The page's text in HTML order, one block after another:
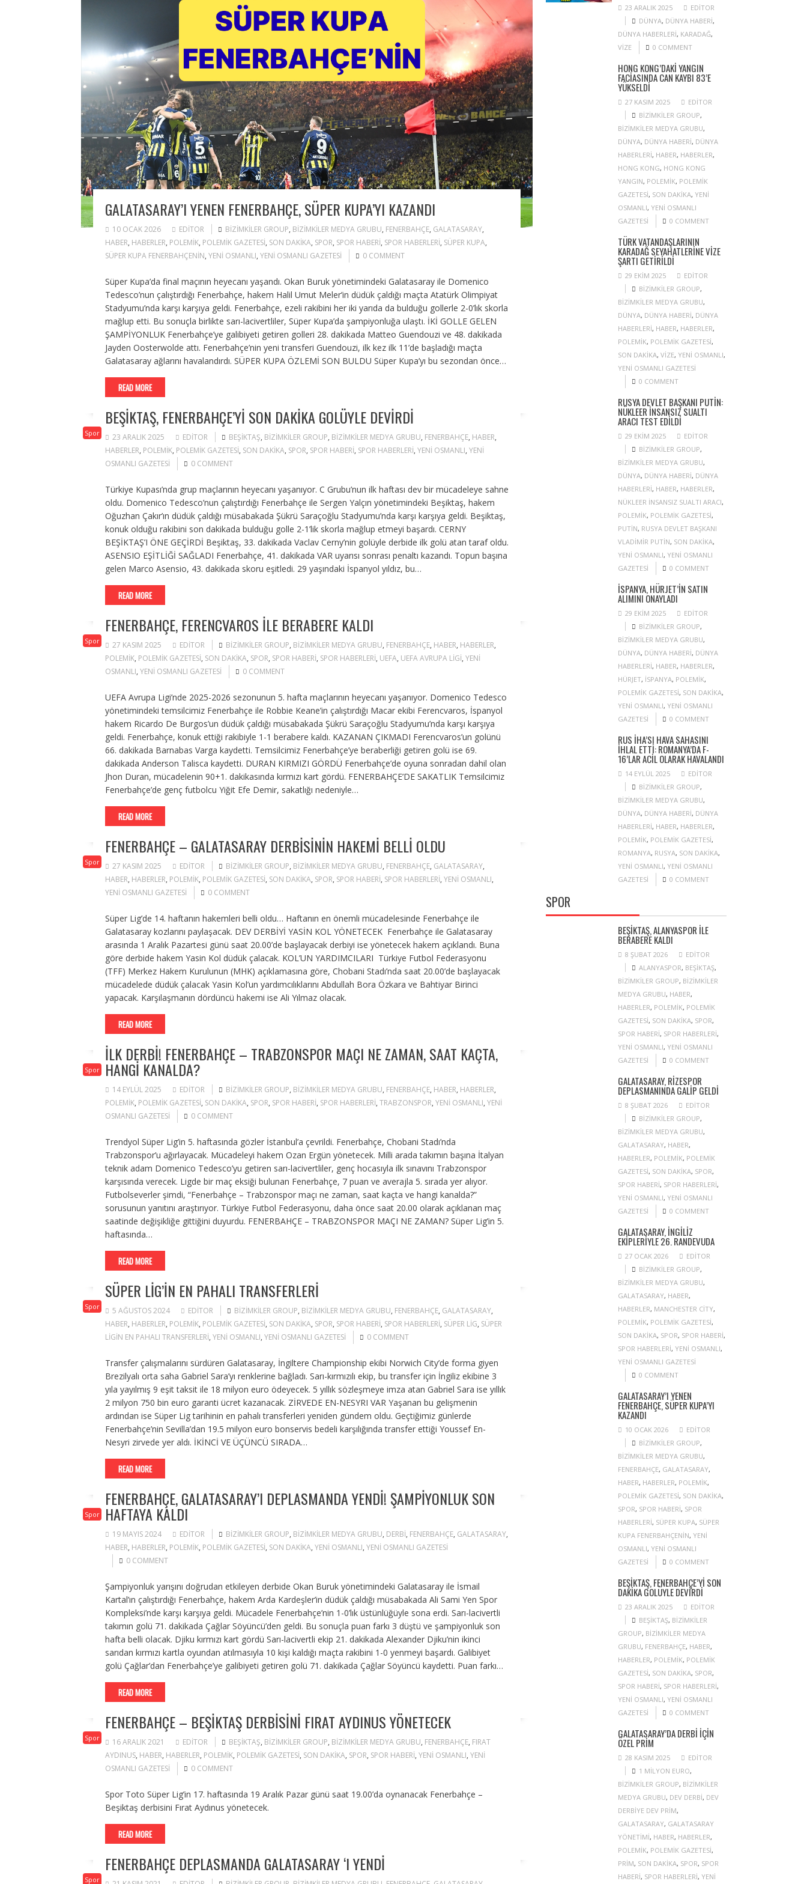
GALATASARAY’I YENEN FENERBAHÇE, SÜPER KUPA’YI KAZANDI
10 OCAK 2026 EDITOR BIZIMKILER GROUP, BIZIMKILER MEDYA GRUBU, FENERBAHÇE, GALATASARAY,
HABER, HABERLER, POLEMIK, POLEMIK GAZETESI, SON DAKIKA, SPOR, SPOR HABERI, SPOR HABERLERI, SÜPER KUPA,
SÜPER KUPA FENERBAHÇENIN, YENI OSMANLI, YENI OSMANLI GAZETESI 0 COMMENT
Süper Kupa’da final maçının heyecanı yaşandı. Okan Buruk yönetimindeki Galatasaray ile Domenico
Tedesco’nun çalıştırdığı Fenerbahçe, hakem Halil Umut Meler’in düdük çaldığı maçta Atatürk Olimpiyat
Stadyumu’nda karşı karşıya geldi. Fenerbahçe, ezeli rakibini her iki yarıda da bulduğu gollerle 2-0’lık skorla
mağlup etti. Bu sonuçla birlikte sarı-lacivertliler, Süper Kupa’da şampiyonluğa ulaştı. İKİ GOLLE GELEN
ŞAMPİYONLUK Fenerbahçe’ye galibiyeti getiren golleri 28. dakikada Matteo Guendouzi ve 48. dakikada
Jayden Oosterwolde attı. Fenerbahçe’nin yeni transferi Guendouzi, ilk kez ilk 11’de başladığı maçta
Galatasaray ağlarını havalandırdı. SÜPER KUPA ÖZLEMİ SON BULDU Süper Kupa’yı bu sezondan önce…
READ MORE
Spor
BEŞIKTAŞ, FENERBAHÇE’YI SON DAKIKA GOLÜYLE DEVIRDI
23 ARALIK 2025 EDITOR BEŞIKTAŞ, BIZIMKILER GROUP, BIZIMKILER MEDYA GRUBU, FENERBAHÇE, HABER,
HABERLER, POLEMIK, POLEMIK GAZETESI, SON DAKIKA, SPOR, SPOR HABERI, SPOR HABERLERI, YENI OSMANLI, YENI
OSMANLI GAZETESI
0 COMMENT
Türkiye Kupası’nda grup maçlarının heyecanı yaşanıyor. C Grubu’nun ilk haftası dev bir mücadeleye sahne
oldu. Domenico Tedesco’nun çalıştırdığı Fenerbahçe ile Sergen Yalçın yönetimindeki Beşiktaş, hakem
Oğuzhan Çakır’ın düdük çaldığı müsabakada Şükrü Saraçoğlu Stadyumu’nda karşı karşıya geldi. Beşiktaş,
konuk olduğu rakibini son dakikada bulduğu golle 2-1’lik skorla mağlup etmeyi başardı. CERNY
BEŞİKTAŞ’I ÖNE GEÇİRDİ Beşiktaş, 33. dakikada Vaclav Cerny’nin golüyle derbide ilk golü atan taraf oldu.
ASENSIO EŞİTLİĞİ SAĞLADI Fenerbahçe, 41. dakikada VAR uyarısı sonrası penaltı kazandı. Topun başına
gelen Marco Asensio, 43. dakikada skoru eşitledi. 29 yaşındaki İspanyol yıldız, bu…
READ MORE
Spor
FENERBAHÇE, FERENCVAROS ILE BERABERE KALDI
27 KASIM 2025 EDITOR BIZIMKILER GROUP, BIZIMKILER MEDYA GRUBU, FENERBAHÇE, HABER, HABERLER,
POLEMIK, POLEMIK GAZETESI, SON DAKIKA, SPOR, SPOR HABERI, SPOR HABERLERI, UEFA, UEFA AVRUPA LIGI, YENI
OSMANLI, YENI OSMANLI GAZETESI 0 COMMENT
UEFA Avrupa Ligi’nde 2025-2026 sezonunun 5. hafta maçlarının heyecanı yaşanıyor. Domenico Tedesco
yönetimindeki temsilcimiz Fenerbahçe ile Robbie Keane’in çalıştırdığı Macar ekibi Ferencvaros, İspanyol
hakem Ricardo De Burgos’un düdük çaldığı müsabakada Şükrü Saraçoğlu Stadyumu’nda karşı karşıya
geldi. Fenerbahçe, konuk ettiği rakibiyle 1-1 berabere kaldı. KAZANAN ÇIKMADI Ferencvaros’un golünü
66. dakikada Barnabas Varga kaydetti. Temsilcimiz Fenerbahçe’ye beraberliği getiren golü ise 69.
dakikada Anderson Talisca kaydetti. DURAN KIRMIZI GÖRDÜ Fenerbahçe’de oyuna sonradan dahil olan
Jhon Duran, mücadelenin 90+1. dakikasında kırmızı kart gördü. FENERBAHÇE’DE SAKATLIK Temsilcimiz
Fenerbahçe’de genç futbolcu Yiğit Efe Demir, sakatlığı nedeniyle…
READ MORE
Spor
FENERBAHÇE – GALATASARAY DERBISININ HAKEMI BELLI OLDU
27 KASIM 2025 EDITOR BIZIMKILER GROUP, BIZIMKILER MEDYA GRUBU, FENERBAHÇE, GALATASARAY,
HABER, HABERLER, POLEMIK, POLEMIK GAZETESI, SON DAKIKA, SPOR, SPOR HABERI, SPOR HABERLERI, YENI OSMANLI,
YENI OSMANLI GAZETESI
0 COMMENT
Süper Lig’de 14. haftanın hakemleri belli oldu… Haftanın en önemli mücadelesinde Fenerbahçe ile
Galatasaray kozlarını paylaşacak. DEV DERBİYİ YASİN KOL YÖNETECEK Fenerbahçe ile Galatasaray
arasında 1 Aralık Pazartesi günü saat 20.00’de başlayacak derbiyi ise yönetecek hakem açıklandı. Buna
göre derbide hakem Yasin Kol düdük çalacak. KOL’UN YARDIMCILARI Türkiye Futbol Federasyonu
(TFF) Merkez Hakem Kurulunun (MHK) açıklamasına göre, Chobani Stadı’nda saat 20.00’de başlayacak
mücadelede düdük çalacak Yasin Kol’un yardımcılıklarını Abdullah Bora Özkara ve Bahtiyar Birinci
yapacak. Karşılaşmanın dördüncü hakemi ise Ali Yılmaz olacak.
READ MORE
Spor
İLK DERBİ! FENERBAHÇE – TRABZONSPOR MAÇI NE ZAMAN, SAAT KAÇTA,
HANGI KANALDA?
14 EYLÜL 2025 EDITOR BIZIMKILER GROUP, BIZIMKILER MEDYA GRUBU, FENERBAHÇE, HABER, HABERLER,
POLEMIK, POLEMIK GAZETESI, SON DAKIKA, SPOR, SPOR HABERI, SPOR HABERLERI, TRABZONSPOR, YENI OSMANLI, YENI
OSMANLI GAZETESI
0 COMMENT
Trendyol Süper Lig’in 5. haftasında gözler İstanbul’a çevrildi. Fenerbahçe, Chobani Stadı’nda
Trabzonspor’u ağırlayacak. Mücadeleyi hakem Ozan Ergün yönetecek. Milli arada takımın başına İtalyan
teknik adam Domenico Tedesco’yu getiren sarı-lacivertliler, genç hocasıyla ilk sınavını Trabzonspor
karşısında verecek. Ligde bir maç eksiği bulunan Fenerbahçe, 7 puan ve averajla 5. sırada yer alıyor.
Futbolseverler şimdi, “Fenerbahçe – Trabzonspor maçı ne zaman, saat kaçta ve hangi kanalda?”
sorusunun yanıtını araştırıyor. Türkiye Futbol Federasyonu, daha önce saat 20.00 olarak açıklanan maç
saatinde değişikliğe gittiğini duyurdu. FENERBAHÇE – TRABZONSPOR MAÇI NE ZAMAN? Süper Lig’in 5.
haftasında…
READ MORE
Spor
SÜPER LIG’IN EN PAHALI TRANSFERLERI
5 AĞUSTOS 2024 EDITOR BIZIMKILER GROUP, BIZIMKILER MEDYA GRUBU, FENERBAHÇE, GALATASARAY,
HABER, HABERLER, POLEMIK, POLEMIK GAZETESI, SON DAKIKA, SPOR, SPOR HABERI, SPOR HABERLERI, SÜPER LIG, SÜPER
LIGIN EN PAHALI TRANSFERLERI, YENI OSMANLI, YENI OSMANLI GAZETESI 0 COMMENT
Transfer çalışmalarını sürdüren Galatasaray, İngiltere Championship ekibi Norwich City’de forma giyen
Brezilyalı orta saha Gabriel Sara’yı renklerine bağladı. Sarı-kırmızılı ekip, bu transfer için İngiliz ekibine 3
yıla yayılmış 9 eşit taksit ile 18 milyon euro ödeyecek. 5 yıllık sözleşmeye imza atan Gabriel Sara ise yıllık
2 milyon 750 bin euro garanti ücret kazanacak. ZİRVEDE EN-NESYRI VAR Yaşanan bu gelişmenin
ardından ise Süper Lig tarihinin en pahalı transferleri yeniden gündem oldu. Geçtiğimiz günlerde
Fenerbahçe’nin Sevilla’dan 19.5 milyon euro bonservis bedeli karşılığında transfer ettiği Youssef En-
Nesyri zirvede yer aldı. İKİNCİ VE ÜÇÜNCÜ SIRADA…
READ MORE
Spor
FENERBAHÇE, GALATASARAY’I DEPLASMANDA YENDI! ŞAMPIYONLUK SON
HAFTAYA KALDI
19 MAYIS 2024 EDITOR BIZIMKILER GROUP, BIZIMKILER MEDYA GRUBU, DERBI, FENERBAHÇE, GALATASARAY,
HABER, HABERLER, POLEMIK, POLEMIK GAZETESI, SON DAKIKA, YENI OSMANLI, YENI OSMANLI GAZETESI
0 COMMENT
Şampiyonluk yarışını doğrudan etkileyen derbide Okan Buruk yönetimindeki Galatasaray ile İsmail
Kartal’ın çalıştırdığı Fenerbahçe, hakem Arda Kardeşler’in düdük çaldığı müsabakada Ali Sami Yen Spor
Kompleksi’nde karşı karşıya geldi. Mücadele Fenerbahçe’nin 1-0’lık üstünlüğüyle sona erdi. Sarı-lacivertli
takımın golü 71. dakikada Çağlar Söyüncü’den geldi. Bu sonuçla puan farkı 3 düştü ve şampiyonluk son
hafta belli olacak. Djiku kırmızı kart gördü Sarı-lacivertli ekip 21. dakikada Alexander Djiku’nin ikinci
sarıdan kırmızı kartla oyundan atılmasıyla 10 kişi kaldığı maçta rakibini 1-0 yenmeyi başardı. Galibiyet
golü Çağlar’dan Fenerbahçe’ye galibiyeti getiren golü 71. dakikada Çağlar Söyüncü kaydetti. Puan farkı…
READ MORE
Spor
FENERBAHÇE – BEŞIKTAŞ DERBISINI FIRAT AYDINUS YÖNETECEK
16 ARALIK 2021 EDITOR BEŞIKTAŞ, BIZIMKILER GROUP, BIZIMKILER MEDYA GRUBU, FENERBAHÇE, FIRAT
AYDINUS, HABER, HABERLER, POLEMIK, POLEMIK GAZETESI, SON DAKIKA, SPOR, SPOR HABERI, YENI OSMANLI, YENI
OSMANLI GAZETESI
0 COMMENT
Spor Toto Süper Lig’in 17. haftasında 19 Aralık Pazar günü saat 19.00’da oynanacak Fenerbahçe –
Beşiktaş derbisini Fırat Aydınus yönetecek.
READ MORE
Spor
FENERBAHÇE DEPLASMANDA GALATASARAY ‘I YENDI
23 ARALIK 2025
EDITOR
DÜNYA, DÜNYA HABERI,
DÜNYA HABERLERI, KARADAĞ,
VIZE
0 COMMENT
HONG KONG’DAKI YANGIN
FACIASINDA CAN KAYBI 83’E
YÜKSELDI
27 KASIM 2025
EDITOR
BIZIMKILER GROUP,
BIZIMKILER MEDYA GRUBU,
DÜNYA, DÜNYA HABERI, DÜNYA
HABERLERI, HABER, HABERLER,
HONG KONG, HONG KONG
YANGIN, POLEMIK, POLEMIK
GAZETESI, SON DAKIKA, YENI
OSMANLI, YENI OSMANLI
GAZETESI
0 COMMENT
TÜRK VATANDAŞLARININ
KARADAĞ SEYAHATLERINE VIZE
ŞARTI GETIRILDI
29 EKIM 2025
EDITOR
BIZIMKILER GROUP,
BIZIMKILER MEDYA GRUBU,
DÜNYA, DÜNYA HABERI, DÜNYA
HABERLERI, HABER, HABERLER,
POLEMIK, POLEMIK GAZETESI,
SON DAKIKA, VIZE, YENI OSMANLI,
YENI OSMANLI GAZETESI
0 COMMENT
RUSYA DEVLET BAŞKANI PUTIN:
NÜKLEER INSANSIZ SUALTI
ARACI TEST EDILDI
29 EKIM 2025
EDITOR
BIZIMKILER GROUP,
BIZIMKILER MEDYA GRUBU,
DÜNYA, DÜNYA HABERI, DÜNYA
HABERLERI, HABER, HABERLER,
NÜKLEER INSANSIZ SUALTI ARACI,
POLEMIK, POLEMIK GAZETESI,
PUTIN, RUSYA DEVLET BAŞKANI
VLADIMIR PUTIN, SON DAKIKA,
YENI OSMANLI, YENI OSMANLI
GAZETESI
0 COMMENT
İSPANYA, HÜRJET’IN SATIN
ALIMINI ONAYLADI
29 EKIM 2025
EDITOR
BIZIMKILER GROUP,
BIZIMKILER MEDYA GRUBU,
DÜNYA, DÜNYA HABERI, DÜNYA
HABERLERI, HABER, HABERLER,
HÜRJET, ISPANYA, POLEMIK,
POLEMIK GAZETESI, SON DAKIKA,
YENI OSMANLI, YENI OSMANLI
GAZETESI
0 COMMENT
RUS İHA’SI HAVA SAHASINI
IHLAL ETTI: ROMANYA’DA F-
16’LAR ACIL OLARAK HAVALANDI
14 EYLÜL 2025
EDITOR
BIZIMKILER GROUP,
BIZIMKILER MEDYA GRUBU,
DÜNYA, DÜNYA HABERI, DÜNYA
HABERLERI, HABER, HABERLER,
POLEMIK, POLEMIK GAZETESI,
ROMANYA, RUSYA, SON DAKIKA,
YENI OSMANLI, YENI OSMANLI
GAZETESI
0 COMMENT
SPOR
BEŞIKTAŞ, ALANYASPOR ILE
BERABERE KALDI
8 ŞUBAT 2026
EDITOR
ALANYASPOR, BEŞIKTAŞ,
BIZIMKILER GROUP, BIZIMKILER
MEDYA GRUBU, HABER,
HABERLER, POLEMIK, POLEMIK
GAZETESI, SON DAKIKA, SPOR,
SPOR HABERI, SPOR HABERLERI,
YENI OSMANLI, YENI OSMANLI
GAZETESI
0 COMMENT
GALATASARAY, RIZESPOR
DEPLASMANINDA GALIP GELDI
8 ŞUBAT 2026
EDITOR
BIZIMKILER GROUP,
BIZIMKILER MEDYA GRUBU,
GALATASARAY, HABER,
HABERLER, POLEMIK, POLEMIK
GAZETESI, SON DAKIKA, SPOR,
SPOR HABERI, SPOR HABERLERI,
YENI OSMANLI, YENI OSMANLI
GAZETESI
0 COMMENT
GALATASARAY, İNGILIZ
EKIPLERIYLE 26. RANDEVUDA
27 OCAK 2026
EDITOR
BIZIMKILER GROUP,
BIZIMKILER MEDYA GRUBU,
GALATASARAY, HABER,
HABERLER, MANCHESTER CITY,
POLEMIK, POLEMIK GAZETESI,
SON DAKIKA, SPOR, SPOR HABERI,
SPOR HABERLERI, YENI OSMANLI,
YENI OSMANLI GAZETESI
0 COMMENT
GALATASARAY’I YENEN
FENERBAHÇE, SÜPER KUPA’YI
KAZANDI
10 OCAK 2026
EDITOR
BIZIMKILER GROUP,
BIZIMKILER MEDYA GRUBU,
FENERBAHÇE, GALATASARAY,
HABER, HABERLER, POLEMIK,
POLEMIK GAZETESI, SON DAKIKA,
SPOR, SPOR HABERI, SPOR
HABERLERI, SÜPER KUPA, SÜPER
KUPA FENERBAHÇENIN, YENI
OSMANLI, YENI OSMANLI
GAZETESI
0 COMMENT
BEŞIKTAŞ, FENERBAHÇE’YI SON
DAKIKA GOLÜYLE DEVIRDI
23 ARALIK 2025
EDITOR
BEŞIKTAŞ, BIZIMKILER
GROUP, BIZIMKILER MEDYA
GRUBU, FENERBAHÇE, HABER,
HABERLER, POLEMIK, POLEMIK
GAZETESI, SON DAKIKA, SPOR,
SPOR HABERI, SPOR HABERLERI,
YENI OSMANLI, YENI OSMANLI
GAZETESI
0 COMMENT
GALATASARAY’DA DERBI IÇIN
ÖZEL PRIM
28 KASIM 2025
EDITOR
1 MILYON EURO,
BIZIMKILER GROUP, BIZIMKILER
MEDYA GRUBU, DEV DERBI, DEV
DERBIYE DEV PRIM,
GALATASARAY, GALATASARAY
YÖNETIMI, HABER, HABERLER,
POLEMIK, POLEMIK GAZETESI,
PRIM, SON DAKIKA, SPOR, SPOR
HABERI, SPOR HABERLERI, YENI